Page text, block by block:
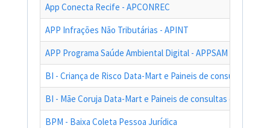
App Conecta Recife - APCONREC
APP Infrações Não Tributárias - APINT
APP Programa Saúde Ambiental Digital - APPSAM
BI - Criança de Risco Data-Mart e Paineis de consultas das
BI - Mãe Coruja Data-Mart e Paineis de consultas das
BPM - Baixa Coleta Pessoa Jurídica